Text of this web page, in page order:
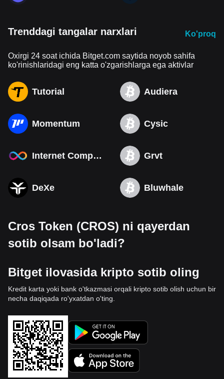
Trenddagi tangalar narxlari Ko'proq
Oxirgi 24 soat ichida Bitget.com saytida noyob sahifa
ko'rinishlaridagi eng katta o'zgarishlarga ega aktivlar
Tutorial Audiera
Momentum Cysic
Internet Computer Grvt
DeXe Bluwhale
Cros Token (CROS) ni qayerdan
sotib olsam bo'ladi?
Bitget ilovasida kripto sotib oling
Kredit karta yoki bank o'tkazmasi orqali kripto sotib olish uchun bir
necha daqiqada ro'yxatdan o'ting.